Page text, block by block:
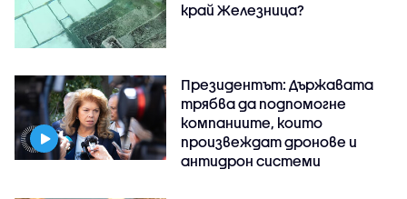
край Железница?
Президентът: Държавата
трябва да подпомогне
компаниите, които
произвеждат дронове и
антидрон системи